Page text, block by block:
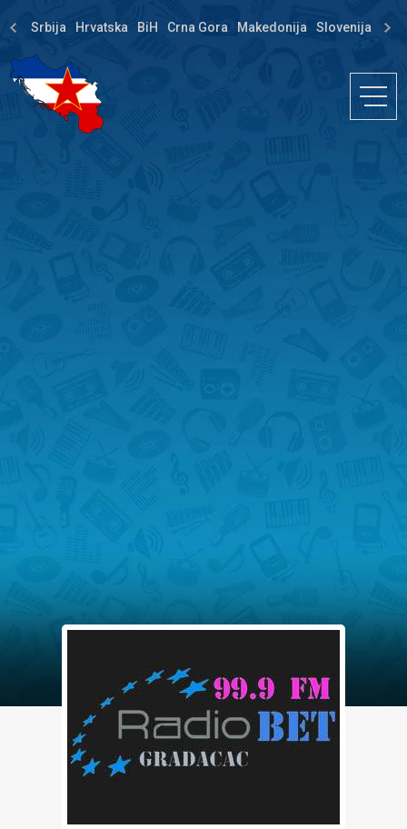
Srbija Hrvatska BiH Crna Gora Makedonija Slovenija